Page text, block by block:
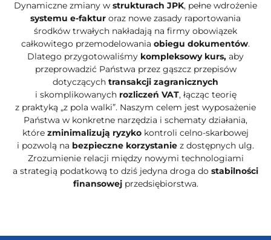
Dynamiczne zmiany w strukturach JPK, pełne wdrożenie
systemu e-faktur oraz nowe zasady raportowania
środków trwałych nakładają na firmy obowiązek
całkowitego przemodelowania obiegu dokumentów.
Dlatego przygotowaliśmy kompleksowy kurs, aby
przeprowadzić Państwa przez gąszcz przepisów
dotyczących transakcji zagranicznych
i skomplikowanych rozliczeń VAT, łącząc teorię
z praktyką „z pola walki”. Naszym celem jest wyposażenie
Państwa w konkretne narzędzia i schematy działania,
które zminimalizują ryzyko kontroli celno-skarbowej
i pozwolą na bezpieczne korzystanie z dostępnych ulg.
Zrozumienie relacji między nowymi technologiami
a strategią podatkową to dziś jedyna droga do stabilności
finansowejprzedsiębiorstwa.